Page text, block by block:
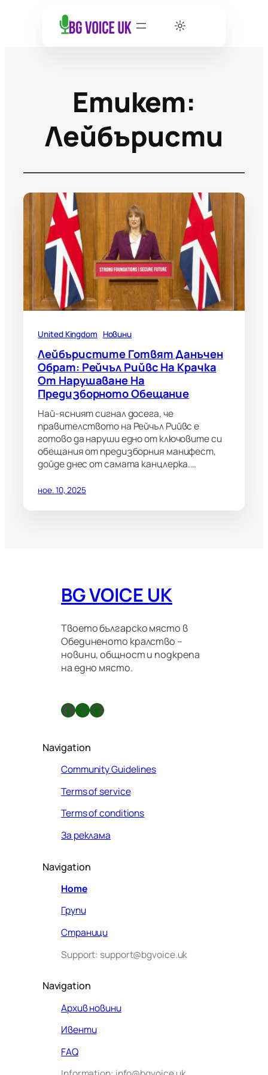
Етикет:
Лейбъристи
United Kingdom Новини
Лейбъристите Готвят Данъчен
Обрат: Рейчъл Рийвс На Крачка
От Нарушаване На
Предизборното Обещание
Най-ясният сигнал досега, че
правителството на Рейчъл Рийвс е
готово да наруши едно от ключовите си
обещания от предизборния манифест,
дойде днес от самата канцлерка.…
ное. 10, 2025
BG VOICE UK
Твоето българско място в
Обединеното кралство –
новини, общност и подкрепа
на едно място.
Facebook X GitHub
Navigation
Community Guidelines
Terms of service
Terms of conditions
За реклама
Navigation
Home
Групи
Страници
Support: support@bgvoice.uk
Navigation
Архив новини
Ивенти
FAQ